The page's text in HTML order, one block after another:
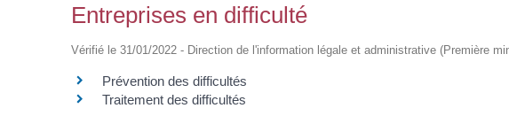
Entreprises en difficulté
Vérifié le 31/01/2022 - Direction de l'information légale et administrative (Première
Prévention des difficultés
Traitement des difficultés